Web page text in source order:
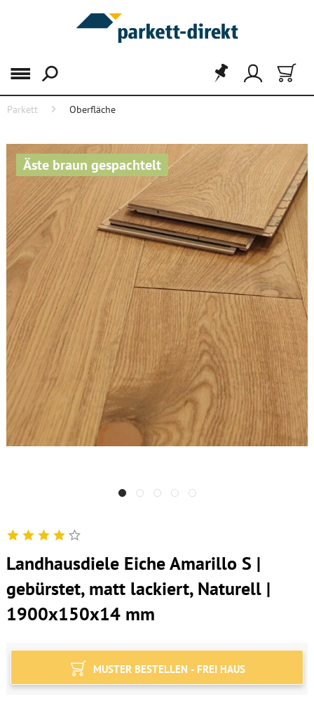
Menü
Parkett Oberfläche
Äste braun gespachtelt
Landhausdiele Eiche Amarillo S |
gebürstet, matt lackiert, Naturell |
1900x150x14 mm
MUSTER BESTELLEN - FREI HAUS